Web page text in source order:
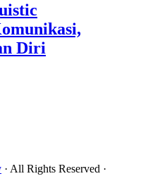
Diri
· All Rights Reserved ·